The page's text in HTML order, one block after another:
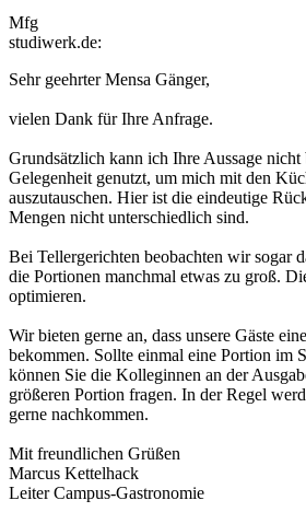
Mfg
studiwerk.de:
Sehr geehrter Mensa Gänger,
vielen Dank für Ihre Anfrage.
Grundsätzlich kann ich Ihre Aussage nicht
Gelegenheit genutzt, um mich mit den
auszutauschen. Hier ist die eindeutige
Mengen nicht unterschiedlich sind.
Bei Tellergerichten beobachten wir sogar
die Portionen manchmal etwas zu groß.
optimieren.
Wir bieten gerne an, dass unsere Gäste
bekommen. Sollte einmal eine Portion im
können Sie die Kolleginnen an der
größeren Portion fragen. In der Regel
gerne nachkommen.
Mit freundlichen Grüßen
Marcus Kettelhack
Leiter Campus-Gastronomie